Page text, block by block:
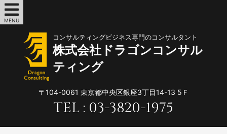
MENU
コンサルティングビジネス専門のコンサルタント
株式会社ドラゴンコンサル
ティング
〒104-0061 東京都中央区銀座3丁目14-13 5Ｆ
TEL : 03-3820-1975